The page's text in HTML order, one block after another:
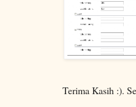
Terima Kasih :).